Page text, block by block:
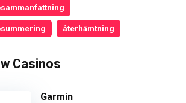
återhämtning
Casinos
Garmin